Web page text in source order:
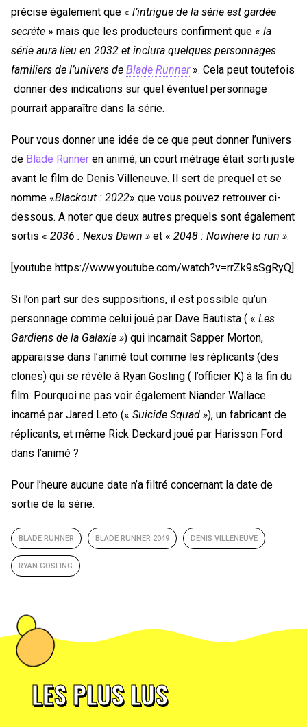
précise également que « l’intrigue de la série est gardée
secrète » mais que les producteurs confirment que « la
série aura lieu en 2032 et inclura quelques personnages
familiers de l’univers de Blade Runner». Cela peut toutefois
donner des indications sur quel éventuel personnage
pourrait apparaître dans la série.
Pour vous donner une idée de ce que peut donner l’univers
de Blade Runner en animé, un court métrage était sorti juste
avant le film de Denis Villeneuve. Il sert de prequel et se
nomme «Blackout : 2022» que vous pouvez retrouver ci-
dessous. A noter que deux autres prequels sont également
sortis « 2036 : Nexus Dawn » et « 2048 : Nowhere to run ».
[youtube https://www.youtube.com/watch?v=rrZk9sSgRyQ]
Si l’on part sur des suppositions, il est possible qu’un
personnage comme celui joué par Dave Bautista ( « Les
Gardiens de la Galaxie ») qui incarnait Sapper Morton,
apparaisse dans l’animé tout comme les réplicants (des
clones) qui se révèle à Ryan Gosling ( l’officier K) à la fin du
film. Pourquoi ne pas voir également Niander Wallace
incarné par Jared Leto (« Suicide Squad »), un fabricant de
réplicants, et même Rick Deckard joué par Harisson Ford
dans l’animé ?
Pour l’heure aucune date n’a filtré concernant la date de
sortie de la série.
BLADE RUNNER BLADE RUNNER 2049 DENIS VILLENEUVE
RYAN GOSLING
LES PLUS LUS